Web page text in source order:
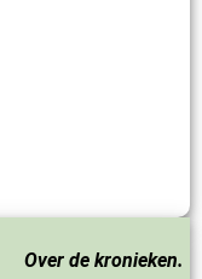
Over de kronieken.